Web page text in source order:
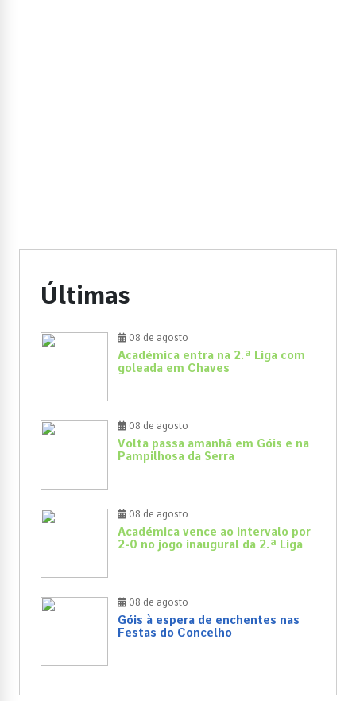
Últimas
08 de agosto
Académica entra na 2.ª Liga com
goleada em Chaves
08 de agosto
Volta passa amanhã em Góis e na
Pampilhosa da Serra
08 de agosto
Académica vence ao intervalo por
2-0 no jogo inaugural da 2.ª Liga
08 de agosto
Góis à espera de enchentes nas
Festas do Concelho